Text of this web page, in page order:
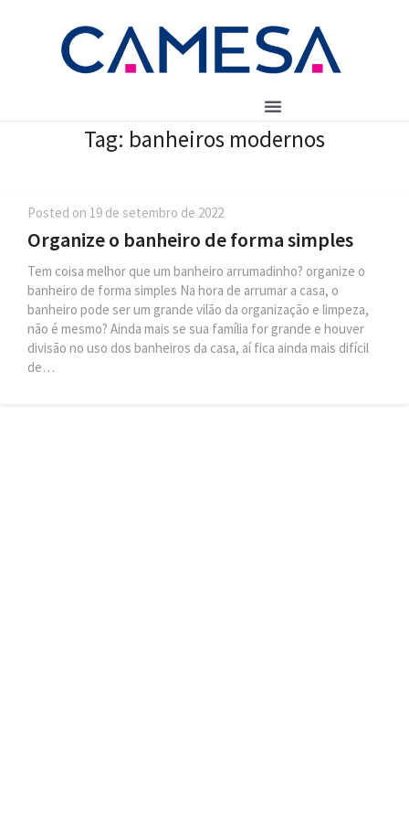
Tag: banheiros modernos
Posted on 19 de setembro de 2022
Organize o banheiro de forma simples
Tem coisa melhor que um banheiro arrumadinho? organize o
banheiro de forma simples Na hora de arrumar a casa, o
banheiro pode ser um grande vilão da organização e limpeza,
não é mesmo? Ainda mais se sua família for grande e houver
divisão no uso dos banheiros da casa, aí fica ainda mais difícil
de…